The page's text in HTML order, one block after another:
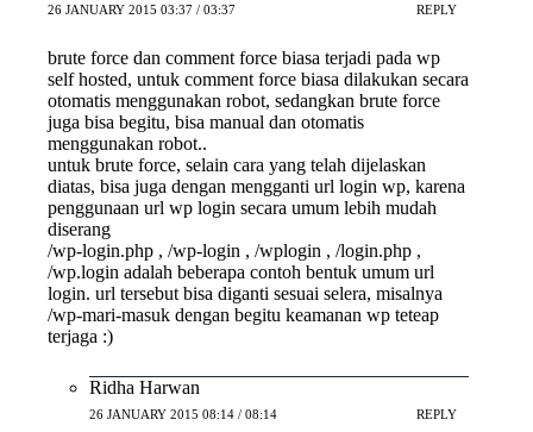
26 JANUARY 2015 03:37 / 03:37 REPLY
brute force dan comment force biasa terjadi pada wp
self hosted, untuk comment force biasa dilakukan secara
otomatis menggunakan robot, sedangkan brute force
juga bisa begitu, bisa manual dan otomatis
menggunakan robot..
untuk brute force, selain cara yang telah dijelaskan
diatas, bisa juga dengan mengganti url login wp, karena
penggunaan url wp login secara umum lebih mudah
diserang
/wp-login.php , /wp-login , /wplogin , /login.php ,
/wp.login adalah beberapa contoh bentuk umum url
login. url tersebut bisa diganti sesuai selera, misalnya
/wp-mari-masuk dengan begitu keamanan wp teteap
terjaga :)
Ridha Harwan
26 JANUARY 2015 08:14 / 08:14 REPLY